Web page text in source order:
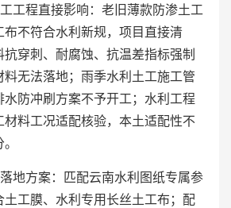
工程直接影响：老旧薄款防渗土工
布不符合水利新规，项目直接清
穿刺、耐腐蚀、抗温差指标强制
无法落地；雨季水利土工施工管
防冲刷方案不予开工；水利工程
料工况适配核验，本土适配性不
地方案：匹配云南水利图纸专属参
工膜、水利专用长丝土工布；配